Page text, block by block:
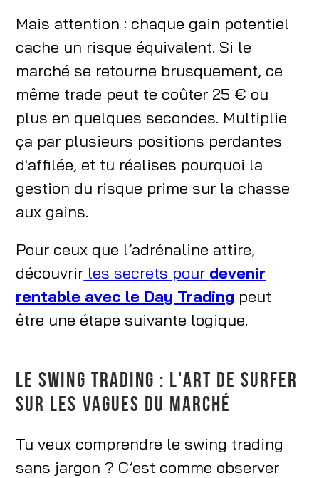
Mais attention : chaque gain potentiel
cache un risque équivalent. Si le
marché se retourne brusquement, ce
même trade peut te coûter 25 € ou
plus en quelques secondes. Multiplie
ça par plusieurs positions perdantes
d'affilée, et tu réalises pourquoi la
gestion du risque prime sur la chasse
aux gains.
Pour ceux que l’adrénaline attire,
découvrir les secrets pour devenir
rentable avec le Day Trading peut
être une étape suivante logique.
LE SWING TRADING : L'ART DE SURFER
SUR LES VAGUES DU MARCHÉ
Tu veux comprendre le swing trading
sans jargon ? C’est comme observer